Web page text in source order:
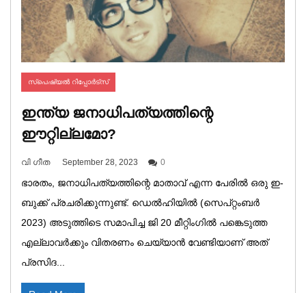
സ്പെഷ്യല്‍ റിപ്പോര്‍ട്സ്
ഇന്ത്യ ജനാധിപത്യത്തിന്റെ
ഈറ്റില്ലമോ?
വി ഗീത September 28, 2023 0
ഭാരതം, ജനാധിപത്യത്തിന്റെ മാതാവ് എന്ന പേരിൽ ഒരു ഇ-
ബുക്ക് പ്രചരിക്കുന്നുണ്ട്. ഡെൽഹിയിൽ (സെപ്റ്റംബർ
2023) അടുത്തിടെ സമാപിച്ച ജി 20 മീറ്റിംഗിൽ പങ്കെടുത്ത
എല്ലാവർക്കും വിതരണം ചെയ്യാൻ വേണ്ടിയാണ് അത്
പ്രസിദ...